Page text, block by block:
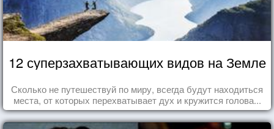
12 суперзахватывающих видов на Земле
Сколько не путешествуй по миру, всегда будут находиться
места, от которых перехватывает дух и кружится голова...